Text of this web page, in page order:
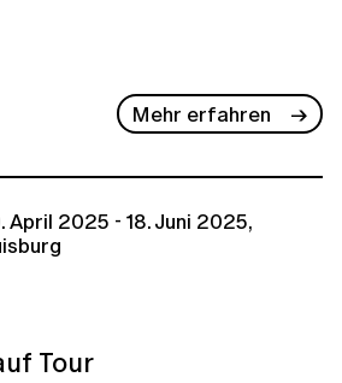
Mehr erfahren
April 2025 - 18. Juni 2025,
Tour